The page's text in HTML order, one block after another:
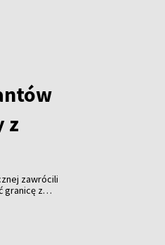
z
zawrócili
granicę z